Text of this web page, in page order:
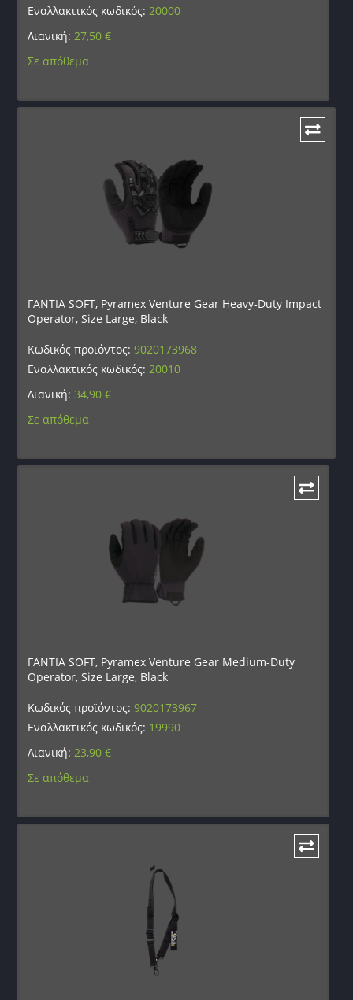
Εναλλακτικός κωδικός:20000
Λιανική:27,50€
Σε απόθεμα
ΓΑΝΤΙΑ SOFT, Pyramex Venture Gear Heavy-Duty Impact
Operator, Size Large, Black
Κωδικός προϊόντος:9020173968
Εναλλακτικός κωδικός:20010
Λιανική: 34,90€
Σε απόθεμα
ΓΑΝΤΙΑ SOFT, Pyramex Venture Gear Medium-Duty
Operator, Size Large, Black
Κωδικός προϊόντος:9020173967
Εναλλακτικός κωδικός: 19990
Λιανική:23,90€
Σε απόθεμα